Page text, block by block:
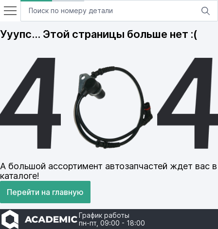
Ууупс… Этой страницы больше нет :(
А большой ассортимент автозапчастей ждет вас в
каталоге!
Перейти на главную
График работы
пн-пт, 09:00 - 18:00